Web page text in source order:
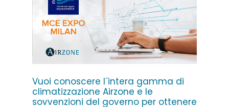
Vuoi conoscere l´intera gamma di
climatizzazione Airzone e le
sovvenzioni del governo per ottenere